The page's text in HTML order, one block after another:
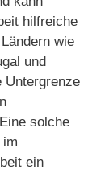
hilfreiche
wie
und
Untergrenze
solche
im
ein